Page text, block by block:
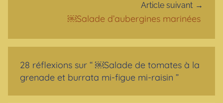
Article suivant
￼Salade d’aubergines marinées
28 réflexions sur “ ￼Salade de tomates à la
grenade et burrata mi-figue mi-raisin ”